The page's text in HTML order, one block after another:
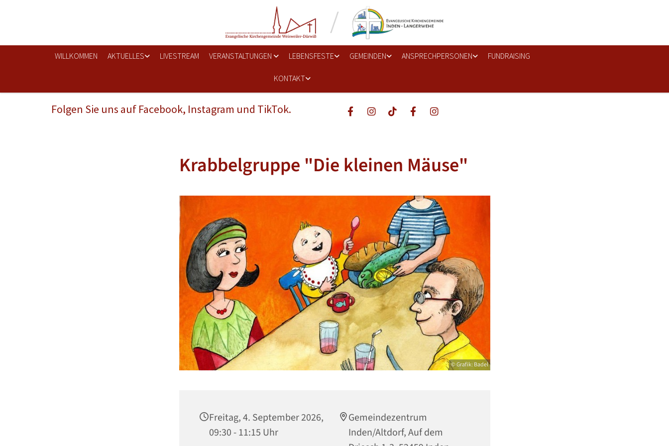
WILLKOMMEN AKTUELLES LIVESTREAM VERANSTALTUNGEN LEBENSFESTE GEMEINDEN ANSPRECHPERSONEN FUNDRAISING
KONTAKT
Folgen Sie uns auf Facebook, Instagram und TikTok.
Krabbelgruppe "Die kleinen Mäuse"
© Grafik: Badel
Freitag, 4. September 2026,
09:30 - 11:15 Uhr
Gemeindezentrum
Inden/Altdorf, Auf dem